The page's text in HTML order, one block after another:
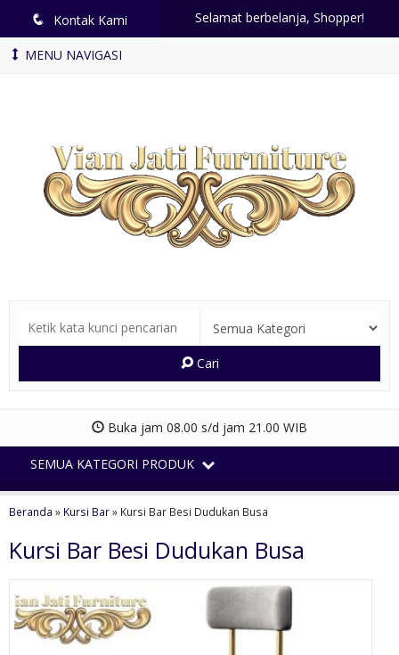
q Kontak Kami Selamat berbelanja, Shopper!
MENU NAVIGASI
Cari
Buka jam 08.00 s/d jam 21.00 WIB
SEMUA KATEGORI PRODUK
Beranda » Kursi Bar» Kursi Bar Besi Dudukan Busa
Kursi Bar Besi Dudukan Busa